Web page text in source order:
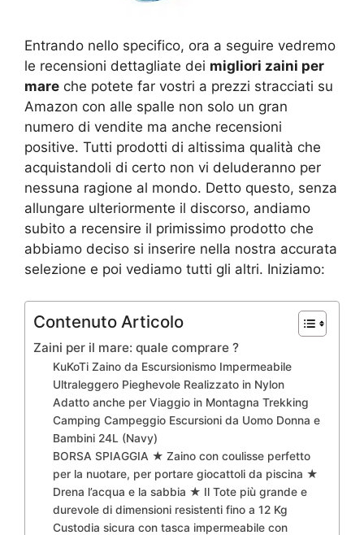
Entrando nello specifico, ora a seguire vedremo
le recensioni dettagliate dei migliori zaini per
mare che potete far vostri a prezzi stracciati su
Amazon con alle spalle non solo un gran
numero di vendite ma anche recensioni
positive. Tutti prodotti di altissima qualità che
acquistandoli di certo non vi deluderanno per
nessuna ragione al mondo. Detto questo, senza
allungare ulteriormente il discorso, andiamo
subito a recensire il primissimo prodotto che
abbiamo deciso si inserire nella nostra accurata
selezione e poi vediamo tutti gli altri. Iniziamo:
Contenuto Articolo
Zaini per il mare: quale comprare ?
KuKoTi Zaino da Escursionismo Impermeabile
Ultraleggero Pieghevole Realizzato in Nylon
Adatto anche per Viaggio in Montagna Trekking
Camping Campeggio Escursioni da Uomo Donna e
Bambini 24L (Navy)
BORSA SPIAGGIA ★ Zaino con coulisse perfetto
per la nuotare, per portare giocattoli da piscina ★
Drena l’acqua e la sabbia ★ Il Tote più grande e
durevole di dimensioni resistenti fino a 12 Kg
Custodia sicura con tasca impermeabile con